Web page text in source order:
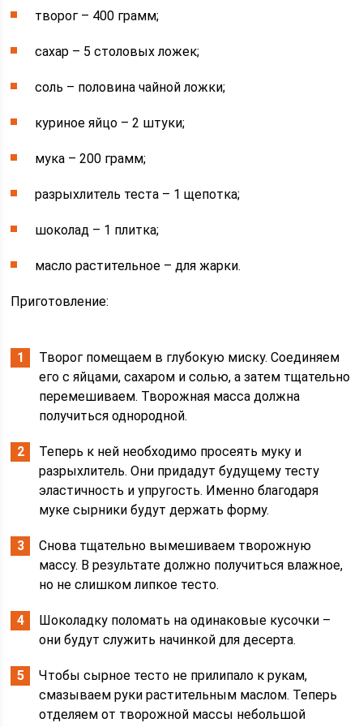
творог – 400 грамм;
сахар – 5 столовых ложек;
соль – половина чайной ложки;
куриное яйцо – 2 штуки;
мука – 200 грамм;
разрыхлитель теста – 1 щепотка;
шоколад – 1 плитка;
масло растительное – для жарки.
Приготовление:
Творог помещаем в глубокую миску. Соединяем
его с яйцами, сахаром и солью, а затем тщательно
перемешиваем. Творожная масса должна
получиться однородной.
Теперь к ней необходимо просеять муку и
разрыхлитель. Они придадут будущему тесту
эластичность и упругость. Именно благодаря
муке сырники будут держать форму.
Снова тщательно вымешиваем творожную
массу. В результате должно получиться влажное,
но не слишком липкое тесто.
Шоколадку поломать на одинаковые кусочки –
они будут служить начинкой для десерта.
Чтобы сырное тесто не прилипало к рукам,
смазываем руки растительным маслом. Теперь
отделяем от творожной массы небольшой